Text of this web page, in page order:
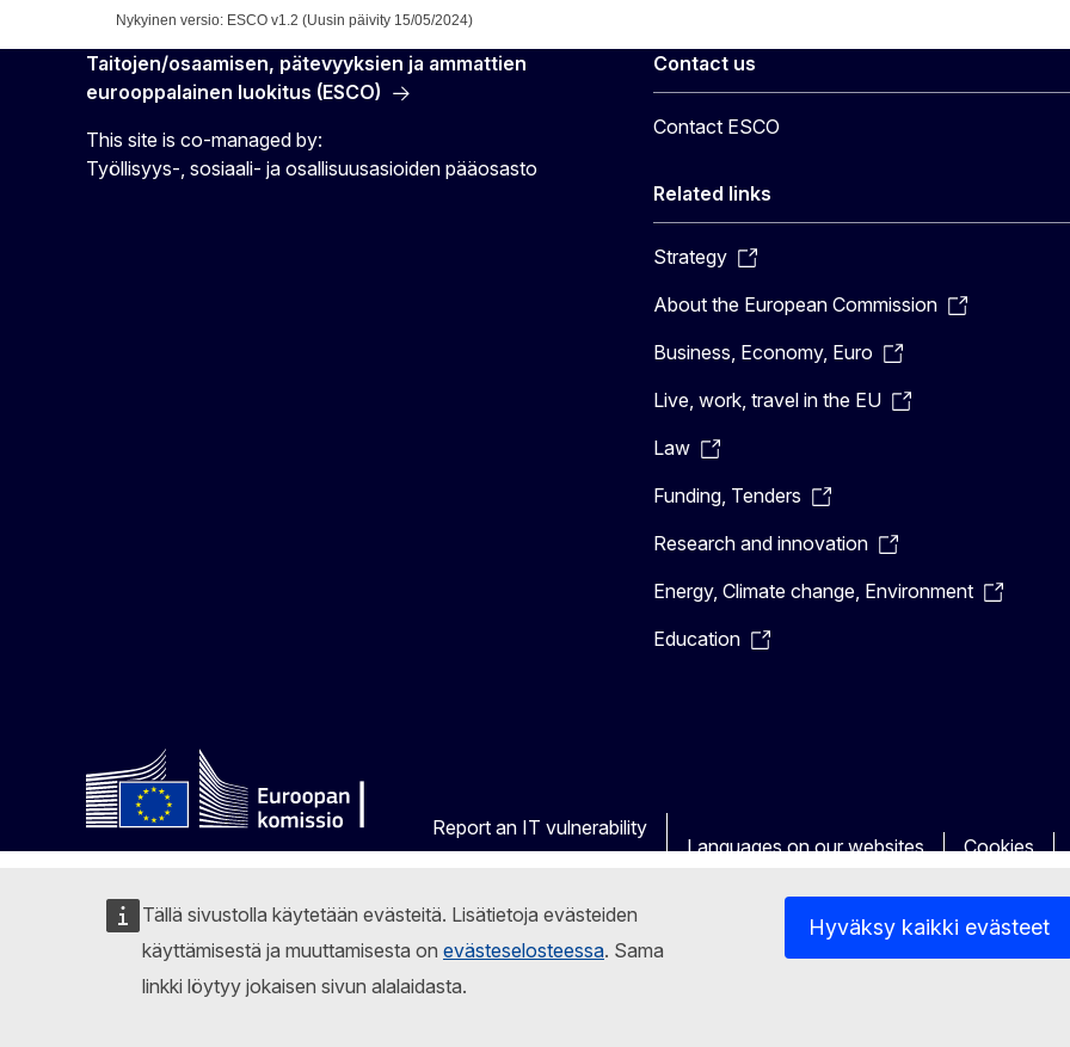
Tällä sivustolla käytetään evästeitä. Lisätietoja evästeiden
käyttämisestä ja muuttamisesta on evästeselosteessa. Sama
linkki löytyy jokaisen sivun alalaidasta.
Hyväksy kaikki evästeet
Nykyinen versio: ESCO v1.2 (Uusin päivity 15/05/2024)
Taitojen/osaamisen, pätevyyksien ja ammattien
eurooppalainen luokitus (ESCO)
This site is co-managed by:
Työllisyys-, sosiaali- ja osallisuusasioiden pääosasto
Contact us
Contact ESCO
Related links
Strategy
About the European Commission
Business, Economy, Euro
Live, work, travel in the EU
Law
Funding, Tenders
Research and innovation
Energy, Climate change, Environment
Education
Report an IT vulnerability
Languages on our websites
Cookies